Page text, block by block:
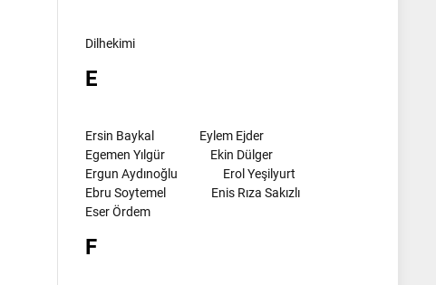
Dilhekimi
E
Ersin Baykal
Eylem Ejder
Egemen Yılgür
Ekin Dülger
Ergun Aydınoğlu
Erol Yeşilyurt
Ebru Soytemel
Enis Rıza Sakızlı
Eser Ördem
F